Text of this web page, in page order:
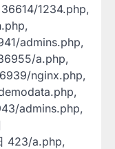
1234.php,
admins.php,
a.php,
nginx.php,
admins.php,
423/a.php,